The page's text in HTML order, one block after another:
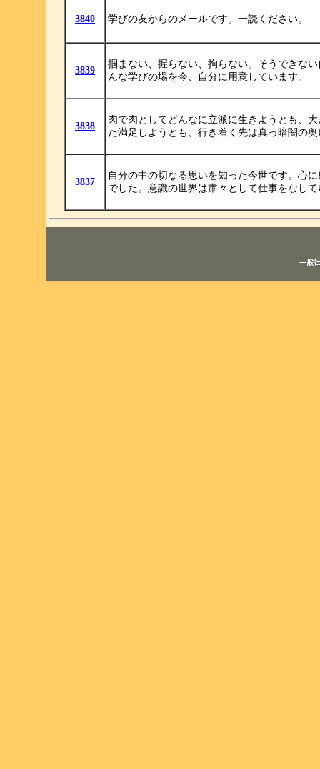
3840 学びの友からのメールです。一読ください。
3839
掴まない、握らない、拘らない。そうできな
んな学びの場を今、自分に用意しています。
3838
肉で肉としてどんなに立派に生きようとも、
た満足しようとも、行き着く先は真っ暗闇の
3837
自分の中の切なる思いを知った今世です。心
でした。意識の世界は粛々として仕事をなし